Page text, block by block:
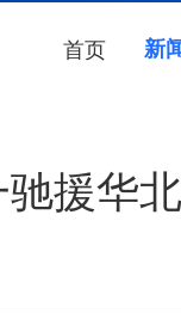
首页 新
援华